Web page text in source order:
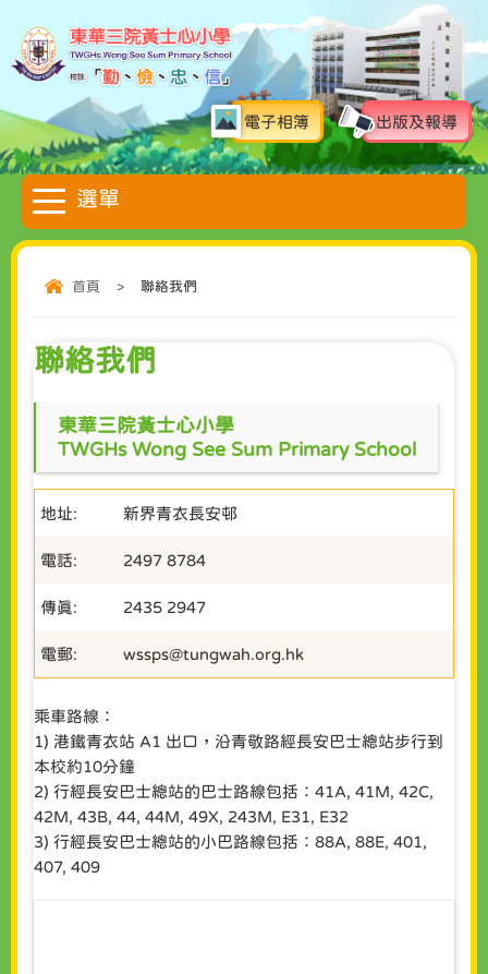
電子相簿 出版及報導
首頁 > 聯絡我們
聯絡我們
東華三院黃士心小學
TWGHs Wong See Sum Primary School
地址: 新界青衣長安邨
電話: 2497 8784
傳真: 2435 2947
電郵: wssps@tungwah.org.hk
乘車路線：
1) 港鐵青衣站 A1 出口，沿青敬路經長安巴士總站步行到
本校約10分鐘
2) 行經長安巴士總站的巴士路線包括：41A, 41M, 42C,
42M, 43B, 44, 44M, 49X, 243M, E31, E32
3) 行經長安巴士總站的小巴路線包括：88A, 88E, 401,
407, 409